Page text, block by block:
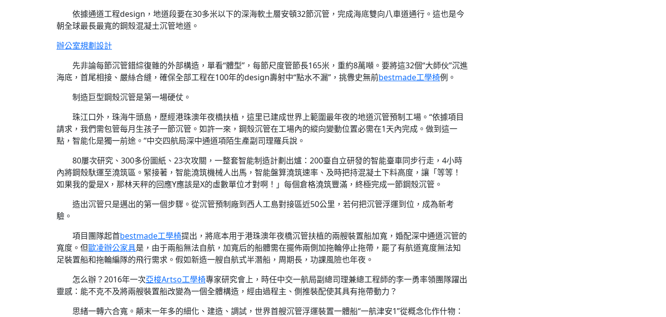
依據通道工程design，地道段要在30多米以下的深海軟土層安頓32節沉管，完成海底雙向八車道通行。這也是今
朝全球最長最寬的鋼殼混凝土沉管地道。
辦公室規劃設計
先非論每節沉管錯綜復雜的外部構造，單看“體型”，每節尺度管節長165米，重約8萬噸。要將這32個“大師伙”沉進
海底，首尾相接、嚴絲合縫，確保全部工程在100年的design壽射中“點水不漏”，挑釁史無前bestmade工學椅例。
制造巨型鋼殼沉管是第一場硬仗。
珠江口外，珠海牛頭島，歷經港珠澳年夜橋扶植，這里已建成世界上範圍最年夜的地道沉管預制工場。“依據項目
請求，我們需包管每月生孩子一節沉管。如許一來，鋼殼沉管在工場內的縱向變動位置必需在1天內完成。做到這一
點，智能化是獨一前途。”中交四航局深中通道項陌生產副司理羅兵說。
80屢次研究、300多份圖紙、23次攻關，一整套智能制造計劃出爐：200臺自立研發的智能臺車同步行走，4小時
內將鋼殼馱運至澆筑區。緊接著，智能澆筑機械人出馬，智能盤算澆筑速率、及時把持混凝土下料高度，讓「等等！
如果我的愛是X，那林天秤的回應Y應該是X的虛數單位才對啊！」每個倉格澆筑豐滿，終極完成一節鋼殼沉管。
造出沉管只是邁出的第一個步驟。從沉管預制廠到西人工島對接區近50公里，若何把沉管浮運到位，成為新考
驗。
項目團隊起首bestmade工學椅提出，將底本用于港珠澳年夜橋沉管扶植的兩艘裝置船加寬，婚配深中通道沉管的
寬度。但歐凌辦公家具是，由于兩船無法自航，加寬后的船體需在擺佈兩側加拖輪停止拖帶，罷了有航道寬度無法知
足裝置船和拖輪編隊的飛行需求。假如新造一艘自航式半潛船，周期長，功課風險也年夜。
怎么辦？2016年一次亞梭Artso工學椅專家研究會上，時任中交一航局副總司理兼總工程師的李一勇率領團隊躍出
靈感：能不克不及將兩艘裝置船改變為一個全體構造，經由過程主、側推裝配使其具有拖帶動力？
思緒一轉六合寬。顛末一年多的細化、建造、調試，世界首艘沉管浮運裝置一體船“一航津安1”從概念化作什物：